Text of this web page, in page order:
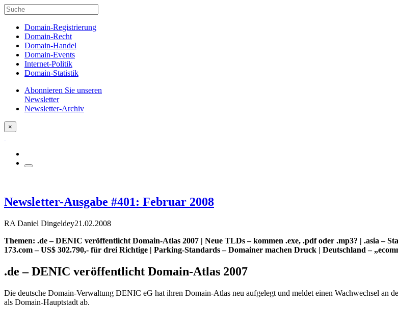
Domain-Registrierung
Domain-Recht
Domain-Handel
Domain-Events
Internet-Politik
Domain-Statistik
Abonnieren Sie unseren
Newsletter
Newsletter-Archiv
×
Newsletter-Ausgabe #401: Februar 2008
RA Daniel Dingeldey21.02.2008
Themen: .de – DENIC veröffentlicht Domain-Atlas 2007 | Neue TLDs – kommen .exe, .pdf oder .mp3? | .asia –
173.com – US$ 302.790,- für drei Richtige | Parking-Standards – Domainer machen Druck | Deutschland –
.de – DENIC veröffentlicht Domain-Atlas 2007
Die deutsche Domain-Verwaltung DENIC eG hat ihren Domain-Atlas neu aufgelegt und meldet einen Wachwechsel an
als Domain-Hauptstadt ab.